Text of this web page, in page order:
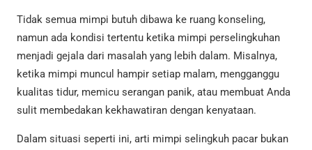
Tidak semua mimpi butuh dibawa ke ruang konseling,
namun ada kondisi tertentu ketika mimpi perselingkuhan
menjadi gejala dari masalah yang lebih dalam. Misalnya,
ketika mimpi muncul hampir setiap malam, mengganggu
kualitas tidur, memicu serangan panik, atau membuat Anda
sulit membedakan kekhawatiran dengan kenyataan.
Dalam situasi seperti ini, arti mimpi selingkuh pacar bukan